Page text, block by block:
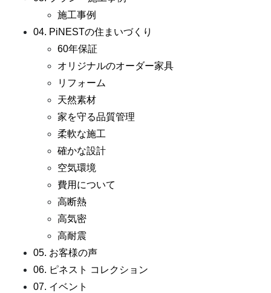
施工事例
04. PiNESTの住まいづくり
60年保証
オリジナルのオーダー家具
リフォーム
天然素材
家を守る品質管理
柔軟な施工
確かな設計
空気環境
費用について
高断熱
高気密
高耐震
05. お客様の声
06. ピネスト コレクション
07. イベント